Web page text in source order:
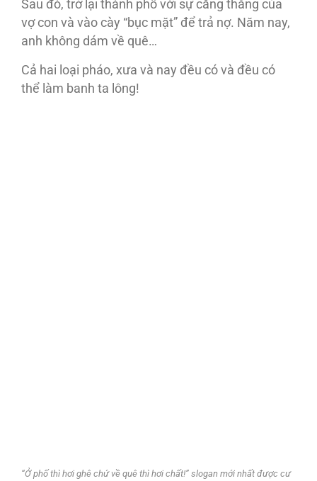
Sau đó, trở lại thành phố với sự căng thẳng của
vợ con và vào cày “bục mặt” để trả nợ. Năm nay,
anh không dám về quê…
Cả hai loại pháo, xưa và nay đều có và đều có
thể làm banh ta lông!
“Ở phố thì hơi ghê chứ về quê thì hơi chất!” slogan mới nhất được cư